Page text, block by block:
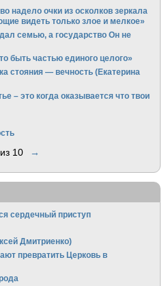
надело очки из осколков зеркала
видеть только злое и мелкое»
семью, а государство Он не
быть частью единого целого»
стояния — вечность (Екатерина
– это когда оказывается что твои
10 →
сердечный приступ
Дмитриенко)
превратить Церковь в